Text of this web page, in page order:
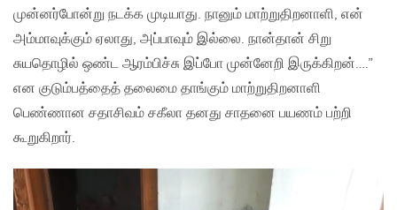
முன்னர்போன்று நடக்க முடியாது. நானும் மாற்றுதிறனாளி, என்
அம்மாவுக்கும் ஏலாது, அப்பாவும் இல்லை. நான்தான் சிறு
சுயதொழில் ஒண்ட ஆரம்பிச்சு இப்போ முன்னேறி இருக்கிறன்….”
என குடும்பத்தைத் தலைமை தாங்கும் மாற்றுதிறனாளி
பெண்ணான சதாசிவம் சகீலா தனது சாதனை பயணம் பற்றி
கூறுகிறார்.